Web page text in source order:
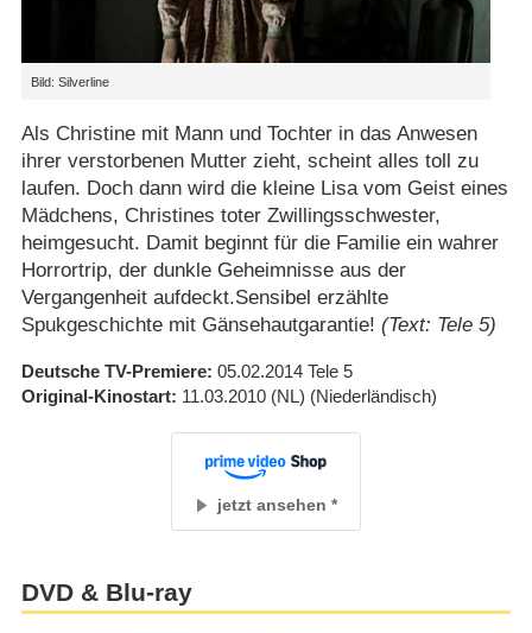
Bild: Silverline
Als Christine mit Mann und Tochter in das Anwesen
ihrer verstorbenen Mutter zieht, scheint alles toll zu
laufen. Doch dann wird die kleine Lisa vom Geist eines
Mädchens, Christines toter Zwillingsschwester,
heimgesucht. Damit beginnt für die Familie ein wahrer
Horrortrip, der dunkle Geheimnisse aus der
Vergangenheit aufdeckt.Sensibel erzählte
Spukgeschichte mit Gänsehautgarantie! (Text: Tele 5)
Deutsche TV-Premiere 05.02.2014 Tele 5
Original-Kinostart 11.03.2010 (NL) (Niederländisch)
jetzt ansehen
DVD & Blu-ray